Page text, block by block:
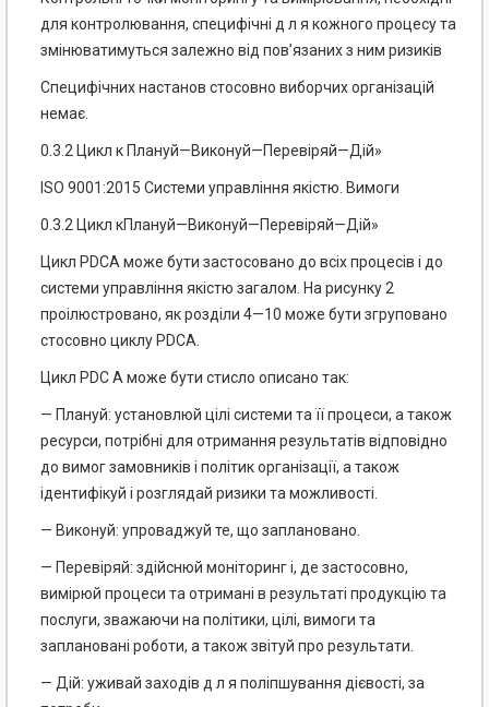
для контролювання, специфічні д л я кожного процесу та
змінюватимуться залежно від пов’язаних з ним ризиків
Специфічних настанов стосовно виборчих організацій
немає.
0.3.2 Цикл к Плануй—Виконуй—Перевіряй—Дій»
ISO 9001:2015 Системи управління якістю. Вимоги
0.3.2 Цикл кПлануй—Виконуй—Перевіряй—Дій»
Цикл РDСА може бути застосовано до всіх процесів і до
системи управління якістю загалом. На рисунку 2
проілюстровано, як розділи 4—10 може бути згруповано
стосовно циклу РDСА.
Цикл РDС А може бути стисло описано так:
— Плануй: установлюй цілі системи та її процеси, а також
ресурси, потрібні для отримання результатів відповідно
до вимог замовників і політик організації, а також
ідентифікуй і розглядай ризики та можливості.
— Виконуй: упроваджуй те, що заплановано.
— Перевіряй: здійснюй моніторинг і, де застосовно,
вимірюй процеси та отримані в результаті продукцію та
послуги, зважаючи на політики, цілі, вимоги та
заплановані роботи, а також звітуй про результати.
— Дій: уживай заходів д л я поліпшування дієвості, за